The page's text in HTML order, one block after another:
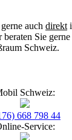
auch direkt
Sie
Schweiz.
Schweiz:
668 798 44
Service: